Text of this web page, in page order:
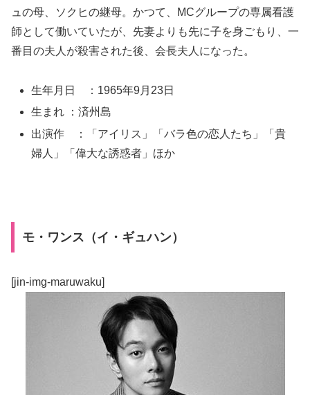
ュの母、ソクヒの継母。かつて、MCグループの専属看護
師として働いていたが、先妻よりも先に子を身ごもり、一
番目の夫人が殺害された後、会長夫人になった。
生年月日 ：1965年9月23日
生まれ ：済州島
出演作 ：「アイリス」「バラ色の恋人たち」「貴
婦人」「偉大な誘惑者」ほか
モ・ワンス（イ・ギュハン）
[jin-img-maruwaku]